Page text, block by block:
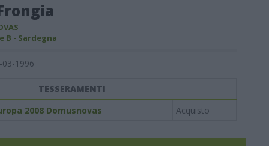
B - Sardegna
03-1996
TESSERAMENTI
2008 Domusnovas Acquisto